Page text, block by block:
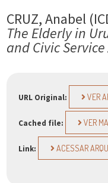
CRUZ, Anabel
The Elderly in
and Civic
URL Original: VER
Cached file: VER
Link: ACESSAR